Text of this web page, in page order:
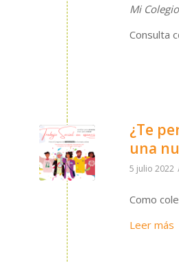
Mi Colegio
Consulta
¿Te
una
5 julio 2022
Como
Leer más